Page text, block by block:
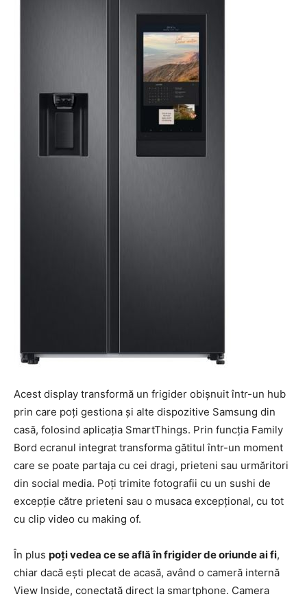
Acest display transformă un frigider obişnuit într-un hub
prin care poţi gestiona şi alte dispozitive Samsung din
casă, folosind aplicaţia SmartThings. Prin funcţia Family
Bord ecranul integrat transforma gătitul într-un moment
care se poate partaja cu cei dragi, prieteni sau urmăritori
din social media. Poţi trimite fotografii cu un sushi de
excepţie către prieteni sau o musaca excepţional, cu tot
cu clip video cu making of.
În plus poţi vedea ce se află în frigider de oriunde ai fi,
chiar dacă eşti plecat de acasă, având o cameră internă
View Inside, conectată direct la smartphone. Camera